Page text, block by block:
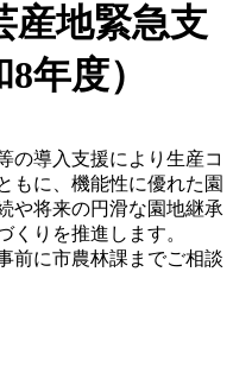
産地緊急支
年度）
の導入支援により生産コ
もに、機能性に優れた園
や将来の円滑な園地継承
くりを推進します。
前に市農林課までご相談